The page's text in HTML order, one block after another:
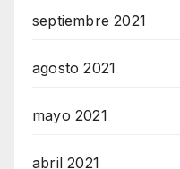
septiembre 2021
agosto 2021
mayo 2021
abril 2021